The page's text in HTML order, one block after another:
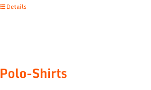
Details
Polo-Shirts